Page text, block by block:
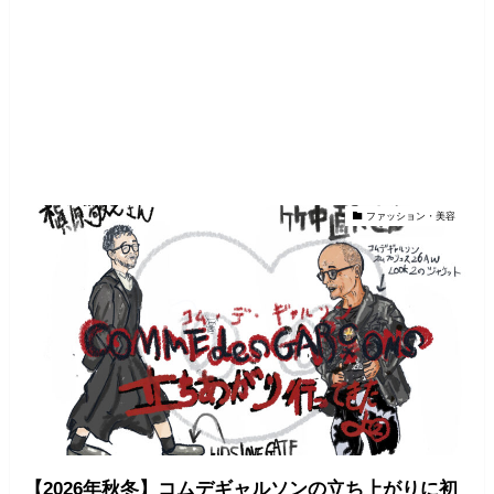
ファッション・美容
【2026年秋冬】コムデギャルソンの立ち上がりに初